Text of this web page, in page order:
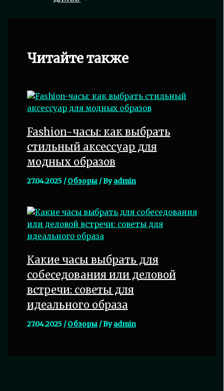
Читайте также
Fashion-часы: как выбрать
стильный аксессуар для
модных образов
27.04.2025 /Обзоры/ Byadmin
Какие часы выбрать для
собеседования или деловой
встречи: советы для
идеального образа
27.04.2025 /Обзоры/ Byadmin